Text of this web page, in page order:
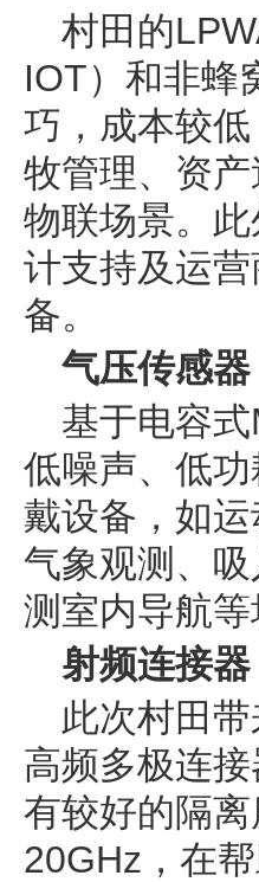
村田的
IOT）和非蜂
巧，成本较
牧管理、资
物联场景。
计支持及运
备。
气压传感器
基于电容
低噪声、低
戴设备，如
气象观测、
测室内导航
射频连接器
此次村田
高频多极连
有较好的隔
20GHz，在